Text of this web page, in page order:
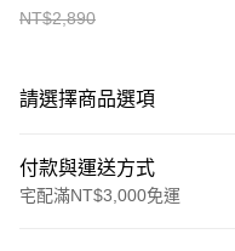
NT$2,890
請選擇商品選項
付款與運送方式
宅配滿NT$3,000免運